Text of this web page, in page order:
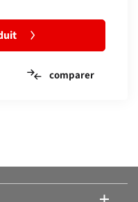
comparer